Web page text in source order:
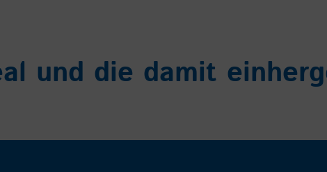
und die damit